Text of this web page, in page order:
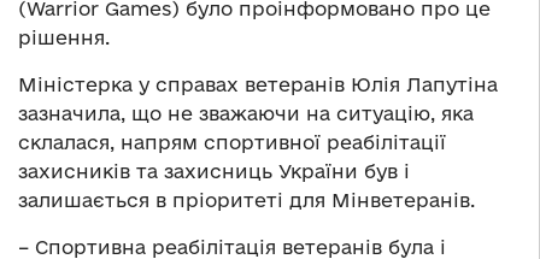
(Warrior Games) було проінформовано про це
рішення.
Міністерка у справах ветеранів Юлія Лапутіна
зазначила, що не зважаючи на ситуацію, яка
склалася, напрям спортивної реабілітації
захисників та захисниць України був і
залишається в пріоритеті для Мінветеранів.
– Спортивна реабілітація ветеранів була і